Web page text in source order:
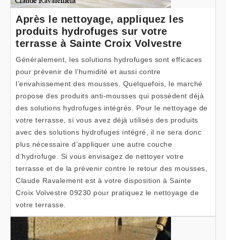
Après le nettoyage, appliquez les
produits hydrofuges sur votre
terrasse à Sainte Croix Volvestre
Généralement, les solutions hydrofuges sont efficaces
pour prévenir de l’humidité et aussi contre
l’envahissement des mousses. Quelquefois, le marché
propose des produits anti-mousses qui possèdent déjà
des solutions hydrofuges intégrés. Pour le nettoyage de
votre terrasse, si vous avez déjà utilisés des produits
avec des solutions hydrofuges intégré, il ne sera donc
plus nécessaire d’appliquer une autre couche
d’hydrofuge. Si vous envisagez de nettoyer votre
terrasse et de la prévenir contre le retour des mousses,
Claude Ravalement est à votre disposition à Sainte
Croix Volvestre 09230 pour pratiquez le nettoyage de
votre terrasse.